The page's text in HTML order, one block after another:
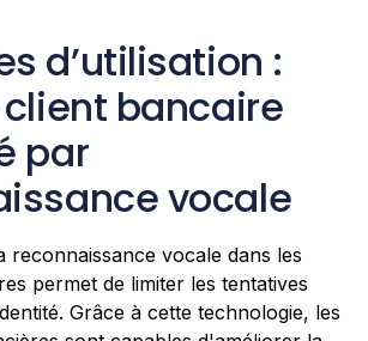
d’utilisation :
bancaire
par
vocale
reconnaissance vocale dans les
permet de limiter les tentatives
Grâce à cette technologie, les